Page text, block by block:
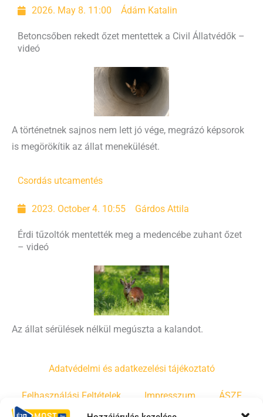
2026. May 8. 11:00 Ádám Katalin
Betoncsőben rekedt őzet mentettek a Civil Állatvédők –
videó
A történetnek sajnos nem lett jó vége, megrázó képsorok
is megörökítik az állat menekülését.
Csordás utcamentés
2023. October 4. 10:55 Gárdos Attila
Érdi tűzoltók mentették meg a medencébe zuhant őzet
– videó
Az állat sérülések nélkül megúszta a kalandot.
Adatvédelmi és adatkezelési tájékoztató
Felhasználási Feltételek Impresszum ÁSZF